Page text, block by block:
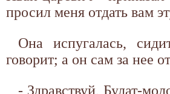
просил меня отдать вам
Она испугалась,
говорит; а он сам за нее
- Здравствуй, Булат-